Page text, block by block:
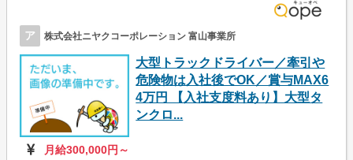
ア 株式会社ニヤクコーポレーション 富山事業所
大型トラックドライバー／牽引や
危険物は入社後でOK／賞与MAX6
4万円 【入社支度料あり】大型タ
ンクロ...
月給300,000円～